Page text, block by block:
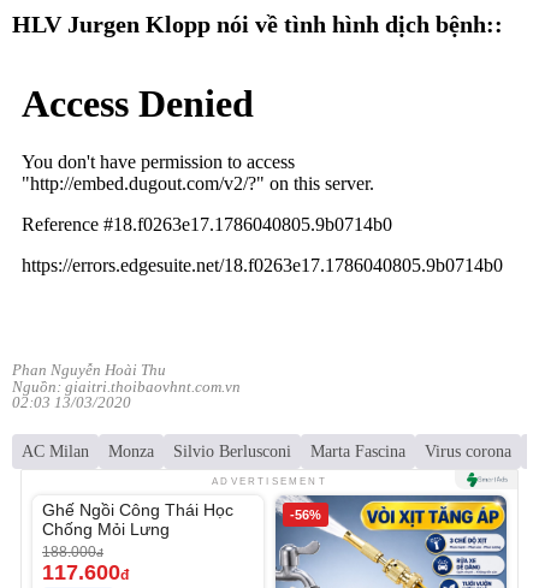
HLV Jurgen Klopp nói về tình hình dịch bệnh::
Phan Nguyễn Hoài Thu
Nguồn: giaitri.thoibaovhnt.com.vn
02:03 13/03/2020
AC Milan Monza Silvio Berlusconi Marta Fascina Virus corona
ADVERTISEMENT
-37%
Ghế Ngồi Công Thái Học
Chống Mỏi Lưng
188.000đ
117.600đ
-56%